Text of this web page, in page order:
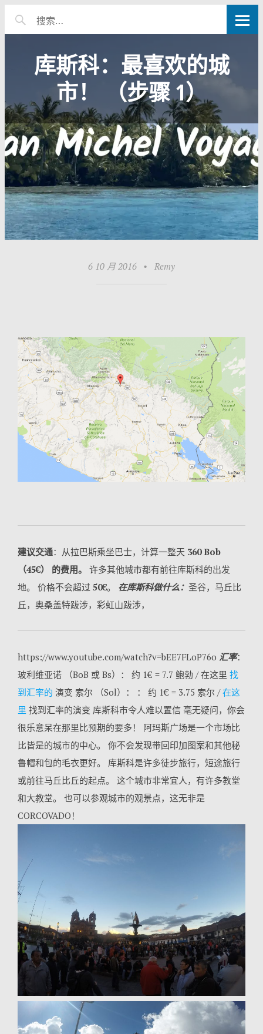
库斯科：最喜欢的城
市！ （步骤 1）
6 10 月 2016 • Remy
建议交通：从拉巴斯乘坐巴士，计算一整天 360 Bob
（45€） 的费用。 许多其他城市都有前往库斯科的出发
地。 价格不会超过 50€。 在库斯科做什么： 圣谷，马丘比
丘，奥桑盖特跋涉，彩虹山跋涉，
https://www.youtube.com/watch?v=bEE7FLoP76o 汇率：
玻利维亚诺 （BoB 或 Bs）： 约 1€ = 7.7 鲍勃 / 在这里 找
到汇率的 演变 索尔 （Sol）： ： 约 1€ = 3.75 索尔 /在这
里 找到汇率的演变 库斯科市令人难以置信 毫无疑问，你会
很乐意呆在那里比预期的要多！ 阿玛斯广场是一个市场比
比皆是的城市的中心。 你不会发现带回印加图案和其他秘
鲁帽和包的毛衣更好。 库斯科是许多徒步旅行，短途旅行
或前往马丘比丘的起点。 这个城市非常宜人，有许多教堂
和大教堂。 也可以参观城市的观景点，这无非是
CORCOVADO！